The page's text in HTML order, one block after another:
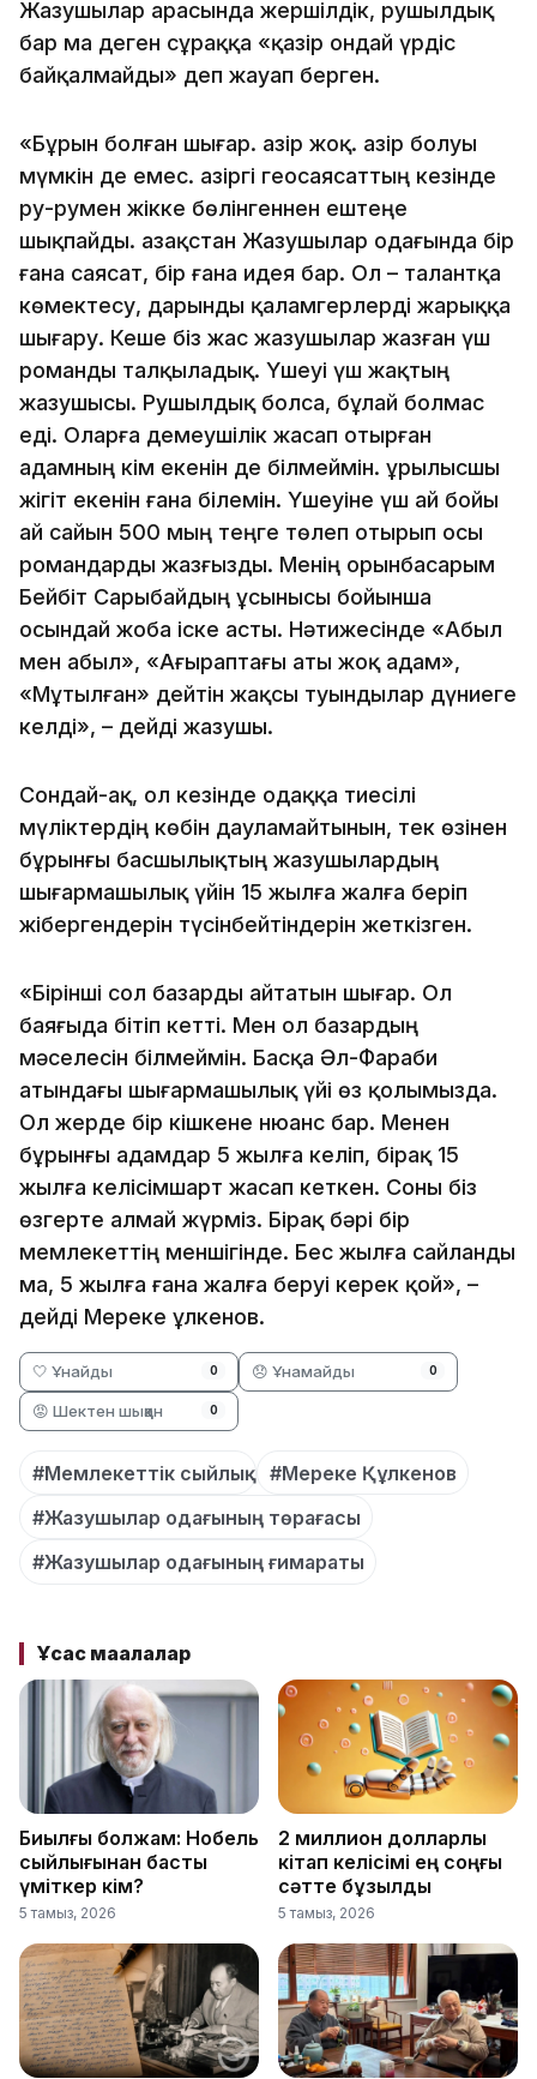
Жазушылар арасында жершілдік, рушылдық
бар ма деген сұраққа «қазір ондай үрдіс
байқалмайды» деп жауап берген.
«Бұрын болған шығар. Қазір жоқ. Қазір болуы
мүмкін де емес. Қазіргі геосаясаттың кезінде
ру-румен жікке бөлінгеннен ештеңе
шықпайды. Қазақстан Жазушылар одағында бір
ғана саясат, бір ғана идея бар. Ол – талантқа
көмектесу, дарынды қаламгерлерді жарыққа
шығару. Кеше біз жас жазушылар жазған үш
романды талқыладық. Үшеуі үш жақтың
жазушысы. Рушылдық болса, бұлай болмас
еді. Оларға демеушілік жасап отырған
адамның кім екенін де білмеймін. Құрылысшы
жігіт екенін ғана білемін. Үшеуіне үш ай бойы
ай сайын 500 мың теңге төлеп отырып осы
романдарды жазғызды. Менің орынбасарым
Бейбіт Сарыбайдың ұсынысы бойынша
осындай жоба іске асты. Нәтижесінде «Абыл
мен Қабыл», «Ағыраптағы аты жоқ адам»,
«Мұтылған» дейтін жақсы туындылар дүниеге
келді», – дейді жазушы.
Сондай-ақ, ол кезінде одаққа тиесілі
мүліктердің көбін дауламайтынын, тек өзінен
бұрынғы басшылықтың жазушылардың
шығармашылық үйін 15 жылға жалға беріп
жібергендерін түсінбейтіндерін жеткізген.
«Бірінші сол базарды айтатын шығар. Ол
баяғыда бітіп кетті. Мен ол базардың
мәселесін білмеймін. Басқа Әл-Фараби
атындағы шығармашылық үйі өз қолымызда.
Ол жерде бір кішкене нюанс бар. Менен
бұрынғы адамдар 5 жылға келіп, бірақ 15
жылға келісімшарт жасап кеткен. Соны біз
өзгерте алмай жүрміз. Бірақ бәрі бір
мемлекеттің меншігінде. Бес жылға сайланды
ма, 5 жылға ғана жалға беруі керек қой», –
дейді Мереке Құлкенов.
🤍 Ұнайды 0 😞 Ұнамайды 0
😡 Шектен шыққан 0
#Мемлекеттік сыйлық
#Мереке Құлкенов
#Жазушылар одағының төрағасы
#Жазушылар одағының ғимараты
Ұқсас мақалалар
Биылғы болжам: Нобель
сыйлығынан басты
үміткер кім?
5 тамыз, 2026
2 миллион долларлық
кітап келісімі ең соңғы
сәтте бұзылды
5 тамыз, 2026